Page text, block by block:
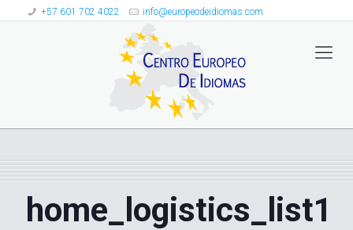
+57 601 702 4022 info@europeodeidiomas.com
home_logistics_list1